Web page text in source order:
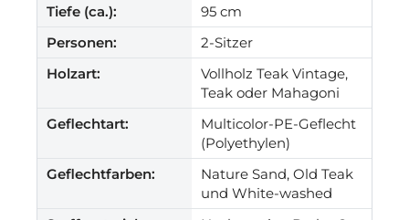
Tiefe (ca.):
95 cm
Personen:
2-Sitzer
Holzart:
Vollholz Teak Vintage,
Teak oder Mahagoni
Geflechtart:
Multicolor-PE-Geflecht
(Polyethylen)
Geflechtfarben:
Nature Sand, Old Teak
und White-washed